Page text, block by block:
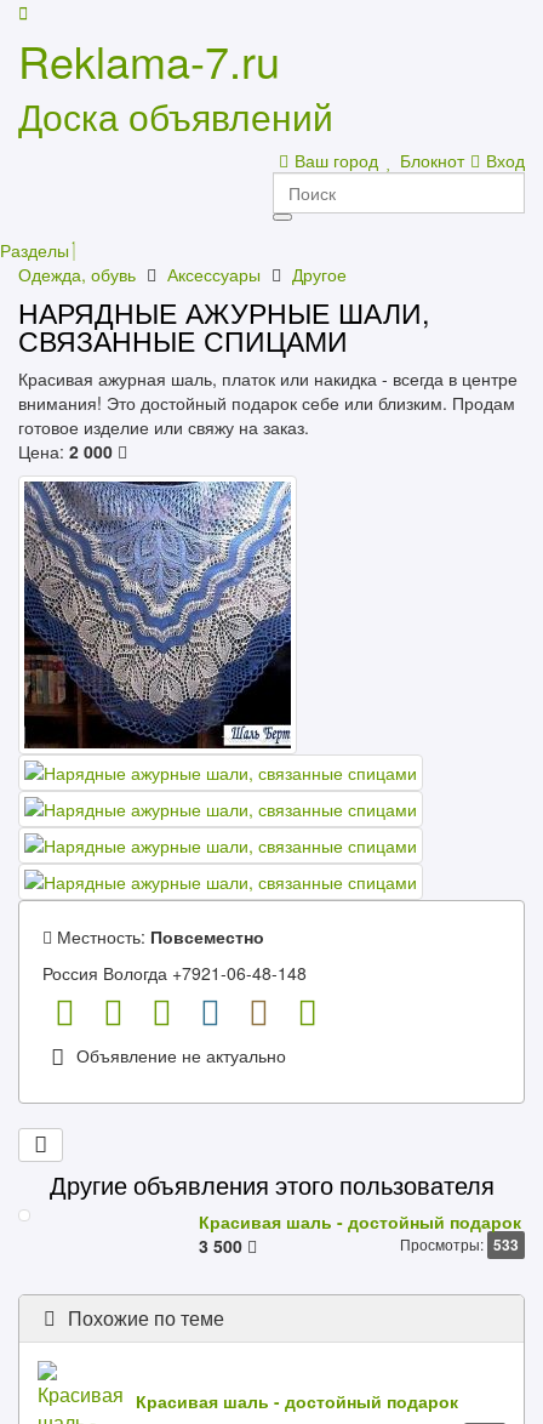
Reklama-7.ru
Доска объявлений
Ваш город Блокнот Вход
Разделы
Одежда, обувь
Аксессуары Другое
НАРЯДНЫЕ АЖУРНЫЕ ШАЛИ,
СВЯЗАННЫЕ СПИЦАМИ
Красивая ажурная шаль, платок или накидка - всегда в центре
внимания! Это достойный подарок себе или близким. Продам
готовое изделие или свяжу на заказ.
Цена: 2 000
Местность: Повсеместно
Россия Вологда +7921-06-48-148
Объявление не актуально
Другие объявления этого пользователя
Красивая шаль - достойный подарок
3 500
Просмотры: 533
Похожие по теме
Красивая шаль - достойный подарок